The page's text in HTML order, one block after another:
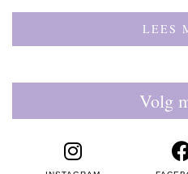
LEES
Volg